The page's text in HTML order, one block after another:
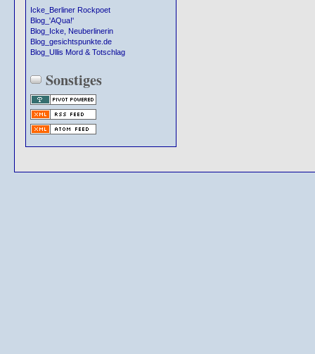
Icke_Berliner Rockpoet
Blog_'AQua!'
Blog_Icke, Neuberlinerin
Blog_gesichtspunkte.de
Blog_Ullis Mord & Totschlag
Sonstiges